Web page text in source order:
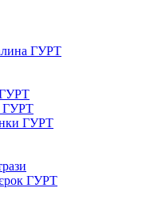
ГУРТ
ГУРТ
ГУРТ
ГУРТ
ГУРТ